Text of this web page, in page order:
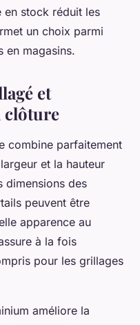
stock réduit les
un choix parmi
en magasins.
et
clôture
combine parfaitement
et la hauteur
dimensions des
peuvent être
apparence au
à la fois
pour les grillages
améliore la